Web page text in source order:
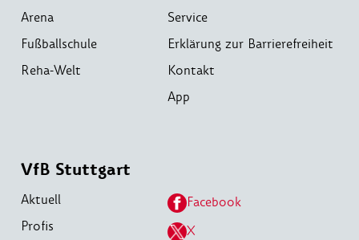
Arena
Fußballschule
Reha-Welt
Service
Erklärung zur Barrierefreiheit
Kontakt
App
VfB Stuttgart
Aktuell
Profis
Facebook
X